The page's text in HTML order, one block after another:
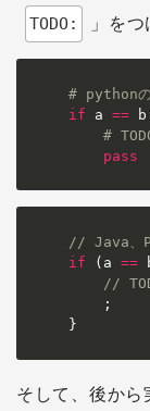
TODO: 」を
# python
if a == b
#
pass
// Java、
if
( a ==
//
;
}
そして、後か